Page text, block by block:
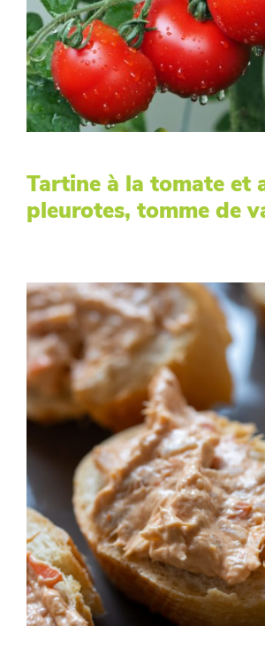
Tartine à la tomate et
pleurotes, tomme de